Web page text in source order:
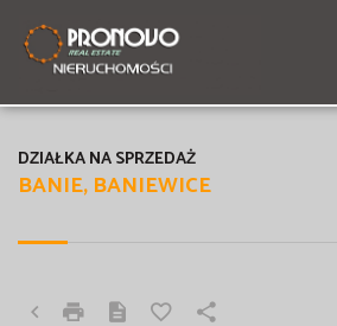
BANIE, BANIEWICE
DZIAŁKA NA SPRZEDAŻ